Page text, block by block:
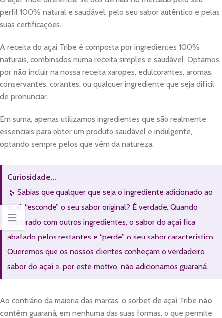
perfil 100% natural e saudável, pelo seu sabor autêntico e pelas
suas certificações.
A receita do açaí Tribe é composta por ingredientes 100%
naturais, combinados numa receita simples e saudável. Optamos
por não incluir na nossa receita xaropes, edulcorantes, aromas,
conservantes, corantes, ou qualquer ingrediente que seja difícil
de pronunciar.
Em suma, apenas utilizamos ingredientes que são realmente
essenciais para obter um produto saudável e indulgente,
optando sempre pelos que vêm da natureza.
Curiosidade...
🌿 Sabias que qualquer que seja o ingrediente adicionado ao
açaí, “esconde” o seu sabor original? É verdade. Quando
misturado com outros ingredientes, o sabor do açaí fica
abafado pelos restantes e “perde” o seu sabor característico.
Queremos que os nossos clientes conheçam o verdadeiro
sabor do açaí e, por este motivo, não adicionamos guaraná.
Ao contrário da maioria das marcas, o sorbet de açaí Tribe não
contém guaraná, em nenhuma das suas formas, o que permite